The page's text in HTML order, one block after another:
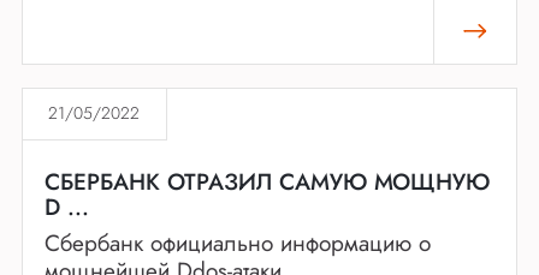
21/05/2022
СБЕРБАНК ОТРАЗИЛ САМУЮ МОЩНУЮ
D ...
Cбербанк официально информацию о